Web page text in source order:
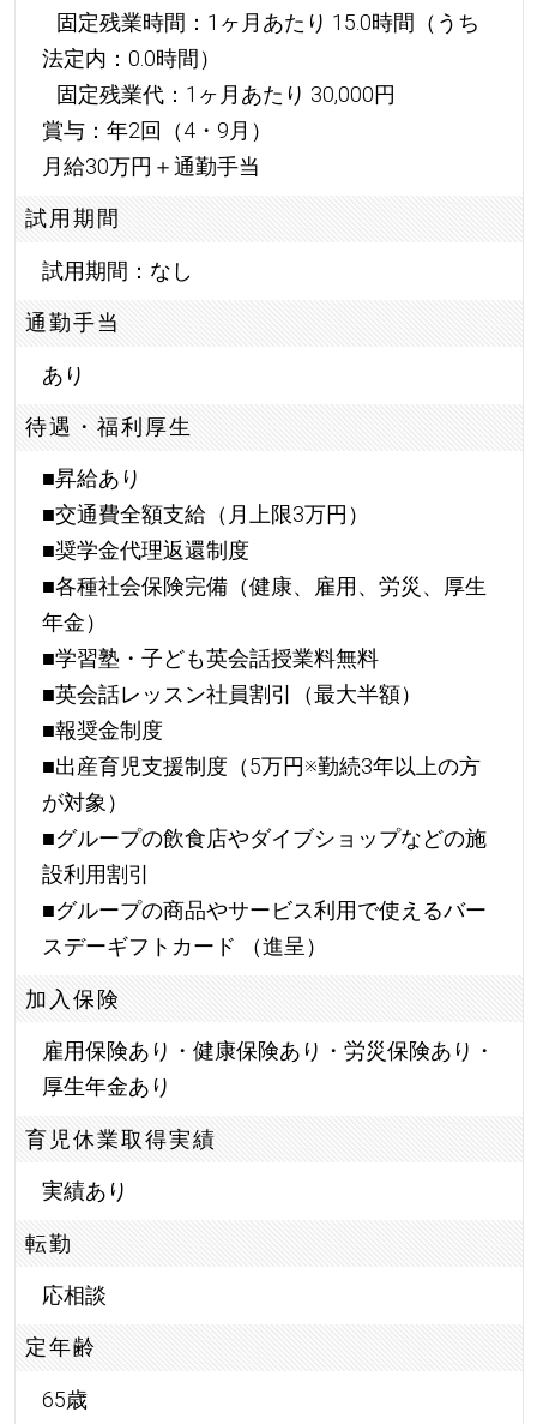
固定残業時間：1ヶ月あたり 15.0時間（うち
法定内：0.0時間）
固定残業代：1ヶ月あたり 30,000円
賞与：年2回（4・9月）
月給30万円＋通勤手当
試用期間
試用期間：なし
通勤手当
あり
待遇・福利厚生
■昇給あり
■交通費全額支給（月上限3万円）
■奨学金代理返還制度
■各種社会保険完備（健康、雇用、労災、厚生
年金）
■学習塾・子ども英会話授業料無料
■英会話レッスン社員割引（最大半額）
■報奨金制度
■出産育児支援制度（5万円※勤続3年以上の方
が対象）
■グループの飲食店やダイブショップなどの施
設利用割引
■グループの商品やサービス利用で使えるバー
スデーギフトカード （進呈）
加入保険
雇用保険あり・健康保険あり・労災保険あり・
厚生年金あり
育児休業取得実績
実績あり
転勤
応相談
定年齢
65歳